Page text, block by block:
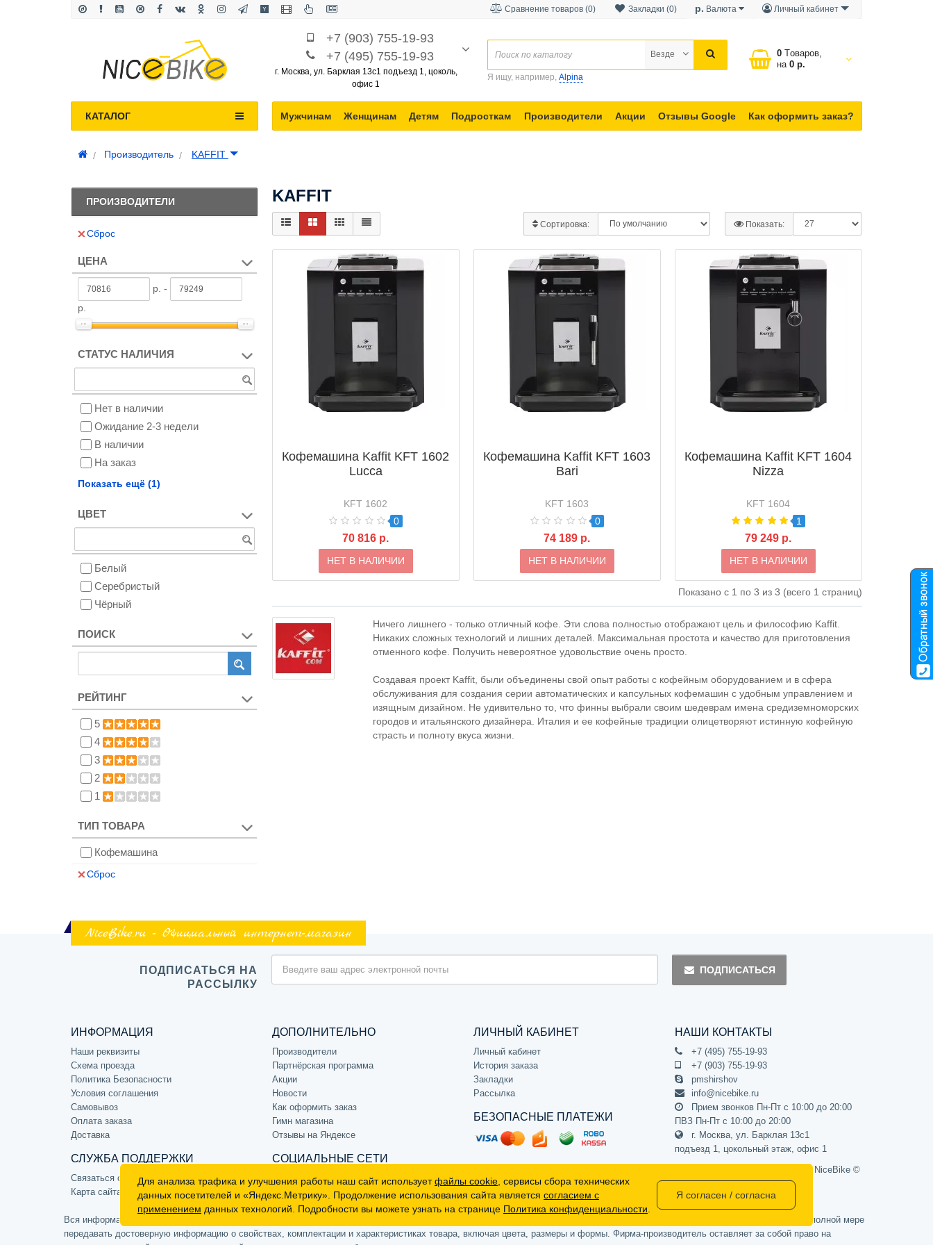
Личный кабинет
р. Валюта
Закладки (0)
Сравнение товаров (0)
+7 (903) 755-19-93
+7 (495) 755-19-93
г. Москва, ул. Барклая 13с1 подъезд 1, цоколь,
офис 1
0 Tоваров,
на
0 р.
Везде
Я ищу, например, Alpina
Мужчинам Женщинам Детям Подросткам Производители Акции Отзывы Google Как оформить заказ?
КАТАЛОГ
Производитель KAFFIT
ПРОИЗВОДИТЕЛИ
Сброс
ЦЕНА
р. -
р.
СТАТУС НАЛИЧИЯ
Нет в наличии
Ожидание 2-3 недели
В наличии
На заказ
Снят с производства
Показать ещё (1)
ЦВЕТ
Белый
Серебристый
Чёрный
ПОИСК
РЕЙТИНГ
5
4
3
2
1
ТИП ТОВАРА
Кофемашина
Сброс
KAFFIT
Сортировка: Показать:
Кофемашина Kaffit KFT 1602
Lucca
KFT 1602
0
70 816 р.
НЕТ В НАЛИЧИИ
Кофемашина Kaffit KFT 1603
Bari
KFT 1603
0
74 189 р.
НЕТ В НАЛИЧИИ
Кофемашина Kaffit KFT 1604
Nizza
KFT 1604
1
79 249 р.
НЕТ В НАЛИЧИИ
Показано с 1 по 3 из 3 (всего 1 страниц)
Ничего лишнего - только отличный кофе. Эти слова полностью отображают цель и философию Kaffit.
Никаких сложных технологий и лишних деталей. Максимальная простота и качество для приготовления
отменного кофе. Получить невероятное удовольствие очень просто.
Создавая проект Kaffit, были объединены свой опыт работы с кофейным оборудованием и в сфера
обслуживания для создания серии автоматических и капсульных кофемашин с удобным управлением и
изящным дизайном. Не удивительно то, что финны выбрали своим шедеврам имена средиземноморских
городов и итальянского дизайнера. Италия и ее кофейные традиции олицетворяют истинную кофейную
страсть и полноту вкуса жизни.
NiceBike.ru - Официальный интернет-магазин
ПОДПИСАТЬСЯ НА
РАССЫЛКУ
ПОДПИСАТЬСЯ
ИНФОРМАЦИЯ
Наши реквизиты
Схема проезда
Политика Безопасности
Условия соглашения
Самовывоз
Оплата заказа
Доставка
СЛУЖБА ПОДДЕРЖКИ
Связаться с нами
Карта сайта
ДОПОЛНИТЕЛЬНО
Производители
Партнёрская программа
Акции
Новости
Как оформить заказ
Гимн магазина
Отзывы на Яндексе
СОЦИАЛЬНЫЕ СЕТИ
ЛИЧНЫЙ КАБИНЕТ
Личный кабинет
История заказа
Закладки
Рассылка
БЕЗОПАСНЫЕ ПЛАТЕЖИ
НАШИ КОНТАКТЫ
+7 (495) 755-19-93
+7 (903) 755-19-93
pmshirshov
info@nicebike.ru
Прием звонков Пн-Пт с 10:00 до 20:00
ПВЗ Пн-Пт с 10:00 до 20:00
г. Москва, ул. Барклая 13с1
подъезд 1, цокольный этаж, офис 1
Официальный интернет-магазин NiceBike ©
2012 - 2026
Вся информация на сайте носит ознакомительный характер, не является публичной офертой (определяемой положениями Статьи 437 Гражданского кодекса РФ) и не может в полной мере
передавать достоверную информацию о свойствах, комплектации и характеристиках товара, включая цвета, размеры и формы. Фирма-производитель оставляет за собой право на
Для анализа трафика и улучшения работы наш сайт используетфайлы cookie , сервисы сбора технических
данных посетителей и «Яндекс.Метрику». Продолжение использования сайта является согласием с
применением данных технологий. Подробности вы можете узнать на странице Политика конфиденциальности
Я согласен / согласна